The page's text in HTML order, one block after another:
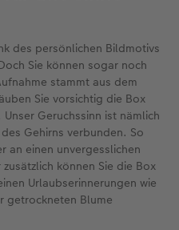
des persönlichen Bildmotivs
Sie können sogar noch
stammt aus dem
Sie vorsichtig die Box
Geruchssinn ist nämlich
Gehirns verbunden. So
an einen unvergesslichen
können Sie die Box
Urlaubserinnerungen wie
getrockneten Blume